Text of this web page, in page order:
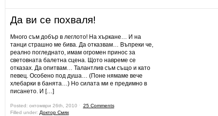
Да ви се похваля!
Много съм добър в леглото! На хъркане… И на
танци страшно ме бива. Да отказвам… Въпреки че,
реално погледнато, имам огромен принос за
световната балетна сцена. Щото навреме се
отказах. Да опитвам… Талантлив съм също и като
певец. Особено под душа… (Поне нямаме вече
хлебарки в банята…) Но силата ми е предимно в
писането. И […]
Posted: октомври 26th, 2010 ˑ 25 Comments
Filled under: Доктор Смях